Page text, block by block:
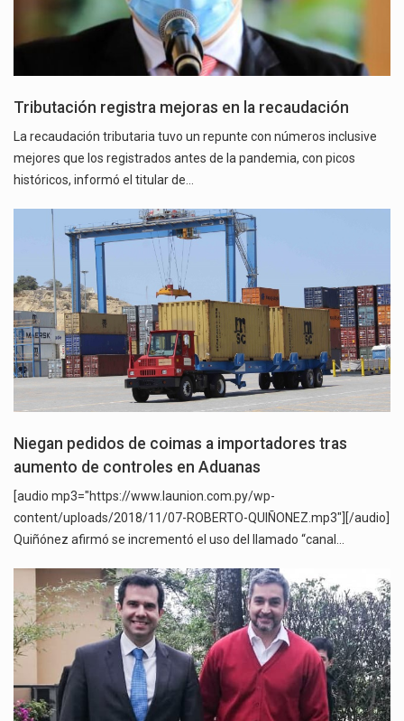
Tributación registra mejoras en la recaudación
La recaudación tributaria tuvo un repunte con números inclusive
mejores que los registrados antes de la pandemia, con picos
históricos, informó el titular de…
Niegan pedidos de coimas a importadores tras
aumento de controles en Aduanas
[audio mp3="https://www.launion.com.py/wp-
content/uploads/2018/11/07-ROBERTO-QUIÑONEZ.mp3"][/audio]
Quiñónez afirmó se incrementó el uso del llamado “canal…